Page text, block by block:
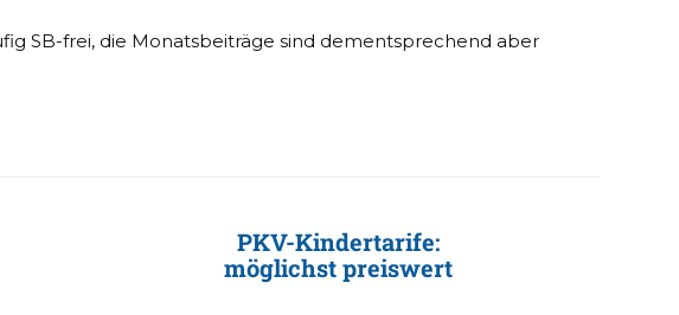
SB-frei, die Monatsbeiträge sind dementsprechend aber
PKV-Kindertarife:
möglichst preiswert